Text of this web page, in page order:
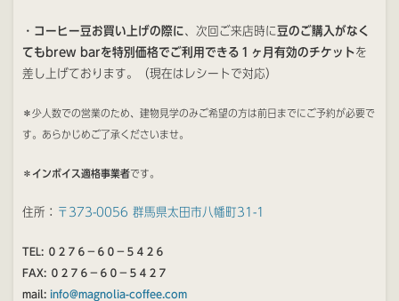
・ コーヒー豆お買い上げの際に、次回ご来店時に豆のご購入がなく
てもbrew barを特別価格でご利用できる１ヶ月有効のチケットを
差し上げております。（現在はレシートで対応）
＊少人数での営業のため、建物見学のみご希望の方は前日までにご予約が必要で
す。あらかじめご了承くださいませ。
＊ インボイス適格事業者です。
住所： 〒373-0056 群馬県太田市八幡町31-1
TEL: ０２７６−６０−５４２６
FAX: ０２７６−６０−５４２７
mail: info@magnolia-coffee.com